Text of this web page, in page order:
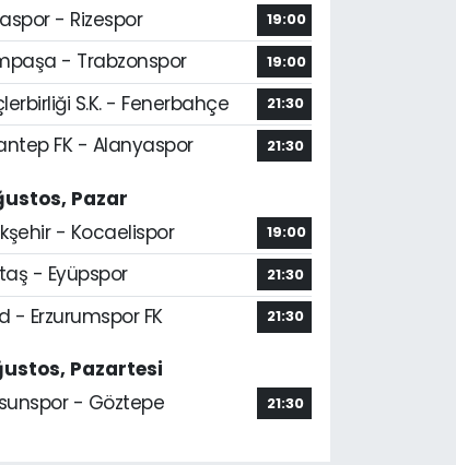
- Rizespor
19:00
- Trabzonspor 19:00
S.K. - Fenerbahçe 21:30
FK - Alanyaspor 21:30
Pazar
- Kocaelispor
19:00
- Eyüpspor 21:30
- Erzurumspor FK 21:30
Pazartesi
- Göztepe
21:30